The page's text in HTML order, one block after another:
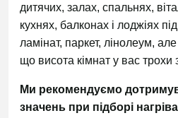
дитячих, залах, спальнях,
кухнях, балконах і лоджіях
ламінат, паркет, лінолеум,
що висота кімнат у вас трохи
Ми рекомендуємо
значень при підборі